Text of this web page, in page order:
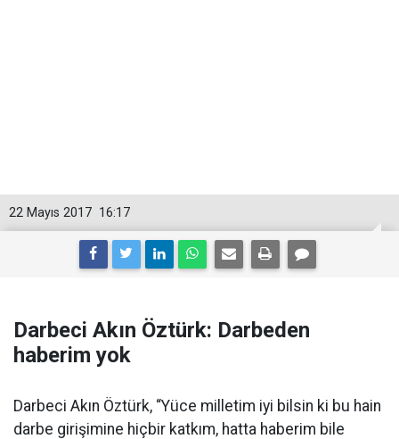
16:17
22 Mayıs 2017
Darbeci Akın Öztürk: Darbeden
haberim yok
Darbeci Akın Öztürk, “Yüce milletim iyi bilsin ki bu hain
darbe girişimine hiçbir katkım, hatta haberim bile